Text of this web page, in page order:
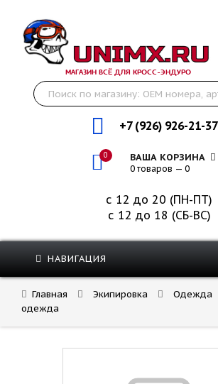
МАГАЗИН ВСЁ ДЛЯ КРОСС-ЭНДУРО
+7 (926) 926-21-37
0 ВАША КОРЗИНА
0 товаров — 0
с 12 до 20 (ПН-ПТ)
с 12 до 18 (СБ-ВС)
НАВИГАЦИЯ
Главная Экипировка Одежда
одежда